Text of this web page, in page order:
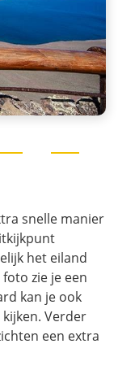
snelle manier
het eiland
zie je een
kan je ook
Verder
een extra